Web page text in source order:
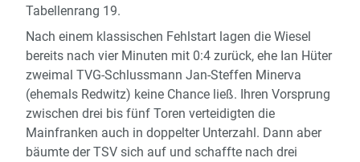
Tabellenrang 19.
Nach einem klassischen Fehlstart lagen die Wiesel
bereits nach vier Minuten mit 0:4 zurück, ehe Ian Hüter
zweimal TVG-Schlussmann Jan-Steffen Minerva
(ehemals Redwitz) keine Chance ließ. Ihren Vorsprung
zwischen drei bis fünf Toren verteidigten die
Mainfranken auch in doppelter Unterzahl. Dann aber
bäumte der TSV sich auf und schaffte nach drei